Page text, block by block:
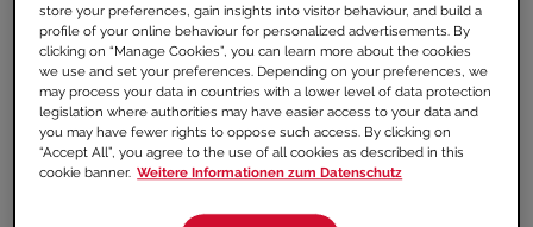
Angebote
SENSEO® Newsletter
Inspirationen
store your preferences, gain insights into visitor behaviour, and build a
profile of your online behaviour for personalized advertisements. By
clicking on “Manage Cookies”, you can learn more about the cookies
we use and set your preferences. Depending on your preferences, we
may process your data in countries with a lower level of data protection
legislation where authorities may have easier access to your data and
you may have fewer rights to oppose such access. By clicking on
“Accept All”, you agree to the use of all cookies as described in this
cookie banner. Weitere Informationen zum Datenschutz